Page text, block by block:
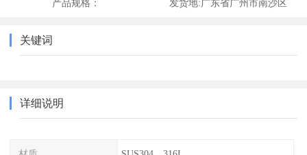
产品规格： 发货地:广东省广州市南沙区
关键词
详细说明